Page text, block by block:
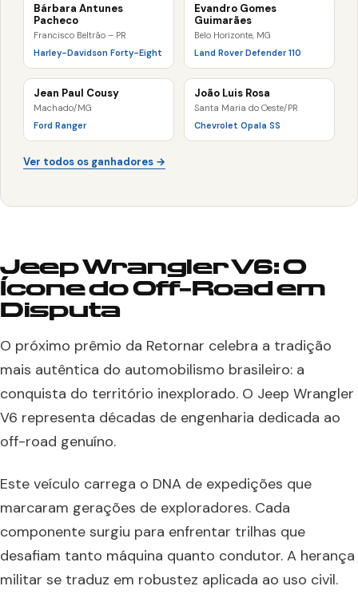
Bárbara Antunes
Pacheco
Francisco Beltrão – PR
Harley-Davidson Forty-Eight
Evandro Gomes
Guimarães
Belo Horizonte, MG
Land Rover Defender 110
Jean Paul Cousy
Machado/MG
Ford Ranger
João Luis Rosa
Santa Maria do Oeste/PR
Chevrolet Opala SS
Ver todos os ganhadores →
Jeep Wrangler V6: O
Ícone do Off-Road em
Disputa
O próximo prêmio da Retornar celebra a tradição
mais autêntica do automobilismo brasileiro: a
conquista do território inexplorado. O Jeep Wrangler
V6 representa décadas de engenharia dedicada ao
off-road genuíno.
Este veículo carrega o DNA de expedições que
marcaram gerações de exploradores. Cada
componente surgiu para enfrentar trilhas que
desafiam tanto máquina quanto condutor. A herança
militar se traduz em robustez aplicada ao uso civil.